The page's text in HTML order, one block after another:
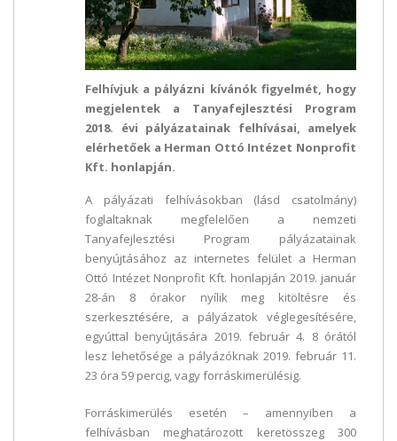
Felhívjuk a pályázni kívánók figyelmét, hogy
megjelentek a Tanyafejlesztési Program
2018. évi pályázatainak felhívásai, amelyek
elérhetőek a Herman Ottó Intézet Nonprofit
Kft. honlapján.
A pályázati felhívásokban (lásd csatolmány)
foglaltaknak megfelelően a nemzeti
Tanyafejlesztési Program pályázatainak
benyújtásához az internetes felület a Herman
Ottó Intézet Nonprofit Kft. honlapján 2019. január
28-án 8 órakor nyílik meg kitöltésre és
szerkesztésére, a pályázatok véglegesítésére,
egyúttal benyújtására 2019. február 4. 8 órától
lesz lehetősége a pályázóknak 2019. február 11.
23 óra 59 percig, vagy forráskimerülésig.
Forráskimerülés esetén – amennyiben a
felhívásban meghatározott keretösszeg 300